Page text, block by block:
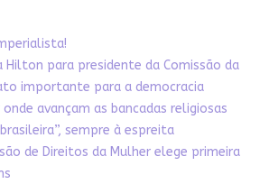
Hilton para presidente da Comissão da
importante para a democracia
onde avançam as bancadas religiosas
sempre à espreita
de Direitos da Mulher elege primeira